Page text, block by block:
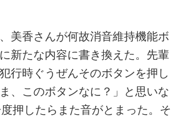
美香さんが何故消音維持機能ボ
新たな内容に書き換えた。先輩
行時ぐうぜんそのボタンを押し
、このボタンなに？」と思いな
押したらまた音がとまった。そ